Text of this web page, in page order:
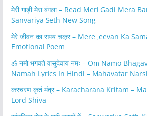
मेरी गाड़ी मेरा बंगला – Read Meri Gadi Mera
Sanvariya Seth New Song
मेरे जीवन का समय चक्र – Mere Jeevan Ka
Emotional Poem
ॐ नमो भगवते वासुदेवाय नमः – Om Namo
Namah Lyrics In Hindi – Mahavatar
करचरण कृतं मंत्र – Karacharana Kritam –
Lord Shiva